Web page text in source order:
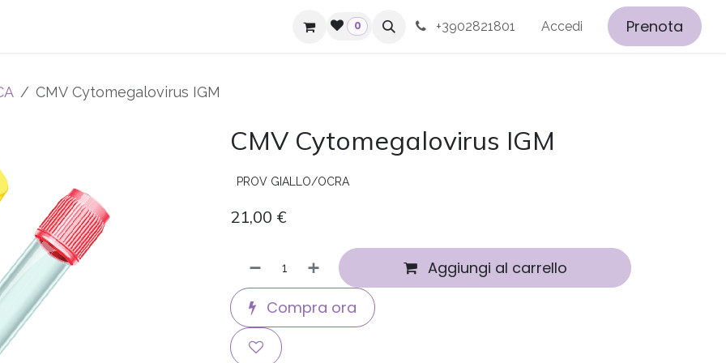
0 +3902821801 Accedi Prenota
CMV Cytomegalovirus IGM
CMV Cytomegalovirus IGM
PROV GIALLO/OCRA
21,00 €
Aggiungi al carrello
Compra ora